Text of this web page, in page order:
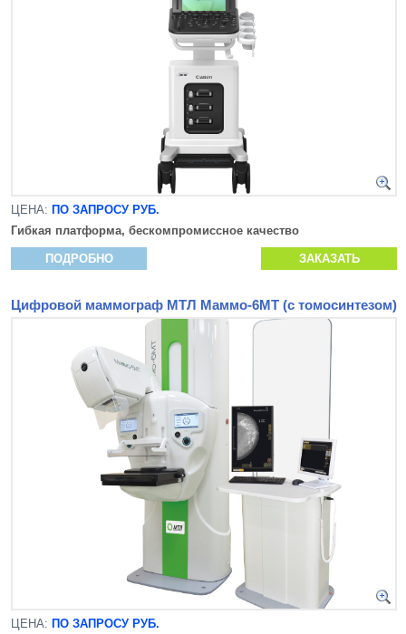
ЦЕНА: ПО ЗАПРОСУ РУБ.
Гибкая платформа, бескомпромиссное качество
ПОДРОБНО ЗАКАЗАТЬ
Цифровой маммограф МТЛ Маммо-6МТ (с томосинтезом)
ЦЕНА: ПО ЗАПРОСУ РУБ.